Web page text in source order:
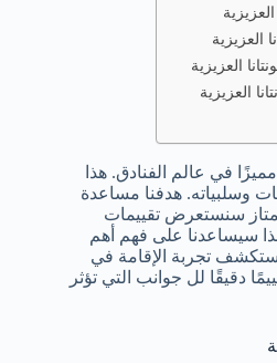
العزيزية
العزيزية
العزيزية
مميزًا في عالم الفنادق. هذا
وسلبياته. هدفنا مساعدة
سنستعرض تقييمات
هذا سيساعدنا على فهم أهم
تجربة الإقامة في
دقيقًا لل جوانب التي تؤثر